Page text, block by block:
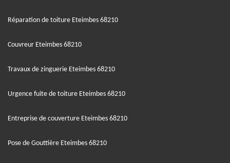
Réparation de toiture Eteimbes 68210
Couvreur Eteimbes 68210
Travaux de zinguerie Eteimbes 68210
Urgence fuite de toiture Eteimbes 68210
Entreprise de couverture Eteimbes 68210
Pose de Gouttière Eteimbes 68210